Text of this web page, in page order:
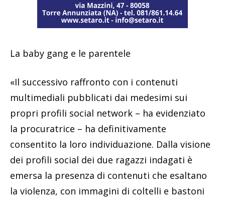
La baby gang e le parentele
«Il successivo raffronto con i contenuti
multimediali pubblicati dai medesimi sui
propri profili social network – ha evidenziato
la procuratrice – ha definitivamente
consentito la loro individuazione. Dalla visione
dei profili social dei due ragazzi indagati è
emersa la presenza di contenuti che esaltano
la violenza, con immagini di coltelli e bastoni